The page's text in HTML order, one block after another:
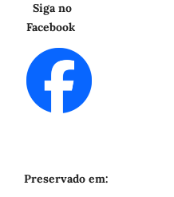
Siga no
Facebook
Preservado em: